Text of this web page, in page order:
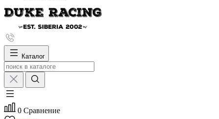
Каталог
0 Сравнение